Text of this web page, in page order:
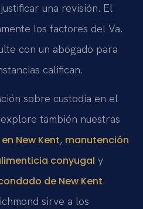
una revisión. El
los factores del Va.
con un abogado para
califican.
sobre custodia en el
también nuestras
New Kent, manutención
conyugal y
de New Kent.
sirve a los